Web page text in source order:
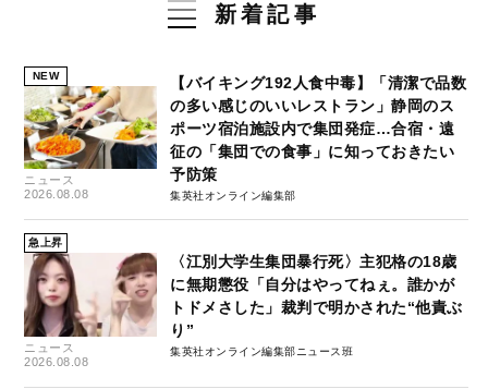
新着記事
NEW
ニュース
2026.08.08
【バイキング192人食中毒】「清潔で品数
の多い感じのいいレストラン」静岡のス
ポーツ宿泊施設内で集団発症…合宿・遠
征の「集団での食事」に知っておきたい
予防策
集英社オンライン編集部
急上昇
ニュース
2026.08.08
〈江別大学生集団暴行死〉主犯格の18歳
に無期懲役「自分はやってねぇ。誰かが
トドメさした」裁判で明かされた“他責ぶ
り”
集英社オンライン編集部ニュース班